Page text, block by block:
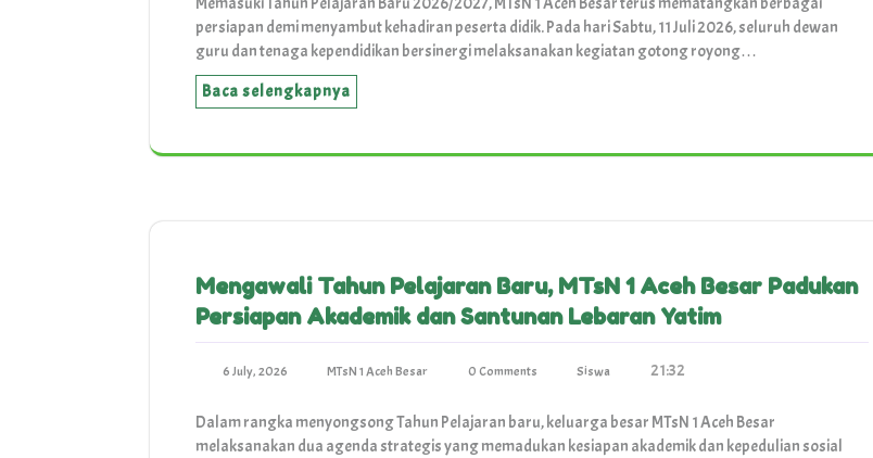
persiapan demi menyambut kehadiran peserta didik. Pada hari Sabtu, 11 Juli 2026, seluruh dewan
guru dan tenaga kependidikan bersinergi melaksanakan kegiatan gotong royong…
Baca selengkapnya
Mengawali Tahun Pelajaran Baru, MTsN 1 Aceh Besar Padukan
Persiapan Akademik dan Santunan Lebaran Yatim
6 July, 2026 MTsN 1 Aceh Besar 0 Comments Siswa 21:32
Dalam rangka menyongsong Tahun Pelajaran baru, keluarga besar MTsN 1 Aceh Besar
melaksanakan dua agenda strategis yang memadukan kesiapan akademik dan kepedulian sosial